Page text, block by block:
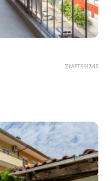
ZMPT591345